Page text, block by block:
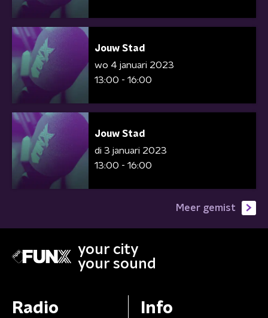
Jouw Stad
wo 4 januari 2023
13:00 - 16:00
Jouw Stad
di 3 januari 2023
13:00 - 16:00
Meer gemist
your city
your sound
Radio Info